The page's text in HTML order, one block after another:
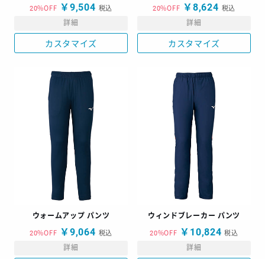
20%OFF ￥9,504 税込
詳細
カスタマイズ
20%OFF ￥8,624 税込
詳細
カスタマイズ
ウォームアップ パンツ
20%OFF ￥9,064 税込
詳細
ウィンドブレーカー パンツ
20%OFF ￥10,824 税込
詳細